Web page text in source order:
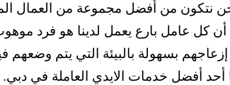
نتكون من أفضل مجموعة من العمال
أن كل عامل بارع يعمل لدينا هو فرد
إزعاجهم بسهولة بالبيئة التي يتم
أحد أفضل خدمات الايدي العاملة في دبي.